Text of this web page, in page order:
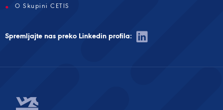
O Skupini CETIS
Spremljajte nas preko Linkedin profila: